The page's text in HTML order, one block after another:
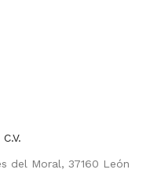
del Moral, 37160 León